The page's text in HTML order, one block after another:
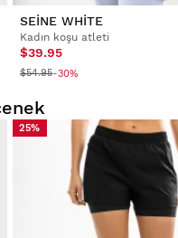
SEINE WHITE
Kadın koşu atleti
$39.95
$54.95-30%
25%